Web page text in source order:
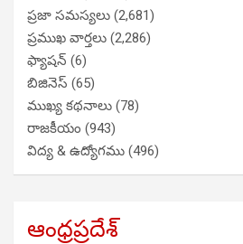
ప్రజా సమస్యలు (2,681)
ప్రముఖ వార్తలు (2,286)
ఫ్యాషన్ (6)
బిజినెస్ (65)
ముఖ్య కథనాలు (78)
రాజకీయం (943)
విద్య & ఉద్యోగము (496)
ఆంధ్రప్రదేశ్